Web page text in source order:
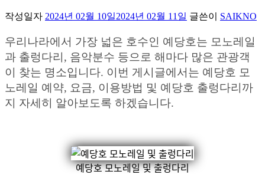
작성일자 2024년 02월 10일2024년 02월 11일 글쓴이 SAIKNO
우리나라에서 가장 넓은 호수인 예당호는 모노레일
과 출렁다리, 음악분수 등으로 해마다 많은 관광객
이 찾는 명소입니다. 이번 게시글에서는 예당호 모
노레일 예약, 요금, 이용방법 및 예당호 출렁다리까
지 자세히 알아보도록 하겠습니다.
예당호 모노레일 및 출렁다리